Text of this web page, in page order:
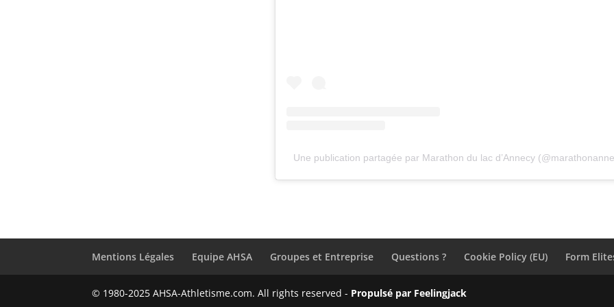
Une publication partagée par Marathon du lac d’Annecy
Mentions Légales Equipe AHSA Groupes et Entreprise Questions ? Cookie Policy (EU) Form
© 1980-2025 AHSA-Athletisme.com. All rights reserved - Propulsé par Feelingjack